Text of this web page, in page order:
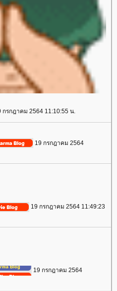
กรกฎาคม 2564 11:10:55 น.
19 กรกฎาคม 2564
19 กรกฎาคม 2564 11:49:23
19 กรกฎาคม 2564